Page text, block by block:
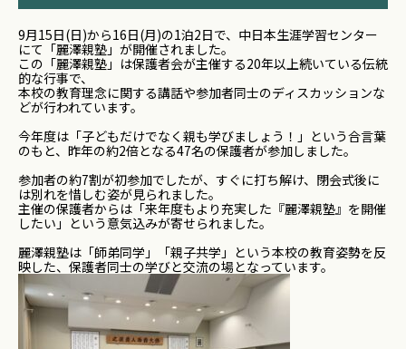
9月15日(日)から16日(月)の1泊2日で、中日本生涯学習センター
にて「麗澤親塾」が開催されました。
この「麗澤親塾」は保護者会が主催する20年以上続いている伝統
的な行事で、
本校の教育理念に関する講話や参加者同士のディスカッションな
どが行われています。
今年度は「子どもだけでなく親も学びましょう！」という合言葉
のもと、昨年の約2倍となる47名の保護者が参加しました。
参加者の約7割が初参加でしたが、すぐに打ち解け、閉会式後に
は別れを惜しむ姿が見られました。
主催の保護者からは「来年度もより充実した『麗澤親塾』を開催
したい」という意気込みが寄せられました。
麗澤親塾は「師弟同学」「親子共学」という本校の教育姿勢を反
映した、保護者同士の学びと交流の場となっています。